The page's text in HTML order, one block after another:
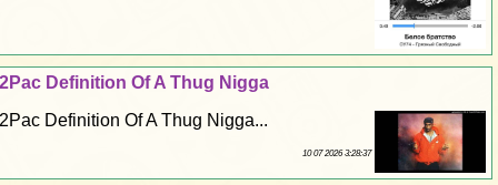
2Pac Definition Of A Thug Nigga
2Pac Definition Of A Thug Nigga...
10 07 2026 3:28:37